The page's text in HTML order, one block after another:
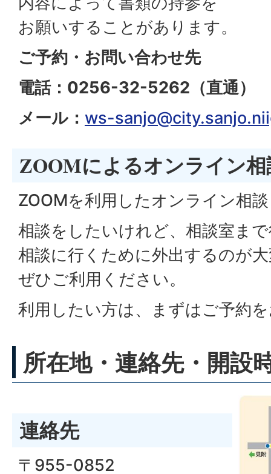
お願いすることがあります。
ご予約・お問い合わせ先
電話：0256-32-5262（直通）
メール： ws-
ZOOMによるオンライン
ZOOMを利用したオンライン相
相談をしたいけれど、相談室ま
相談に行くために外出するのが
ぜひご利用ください。
利用したい方は、まずはご予約
所在地・連絡先・開設
連絡先
〒955-0852